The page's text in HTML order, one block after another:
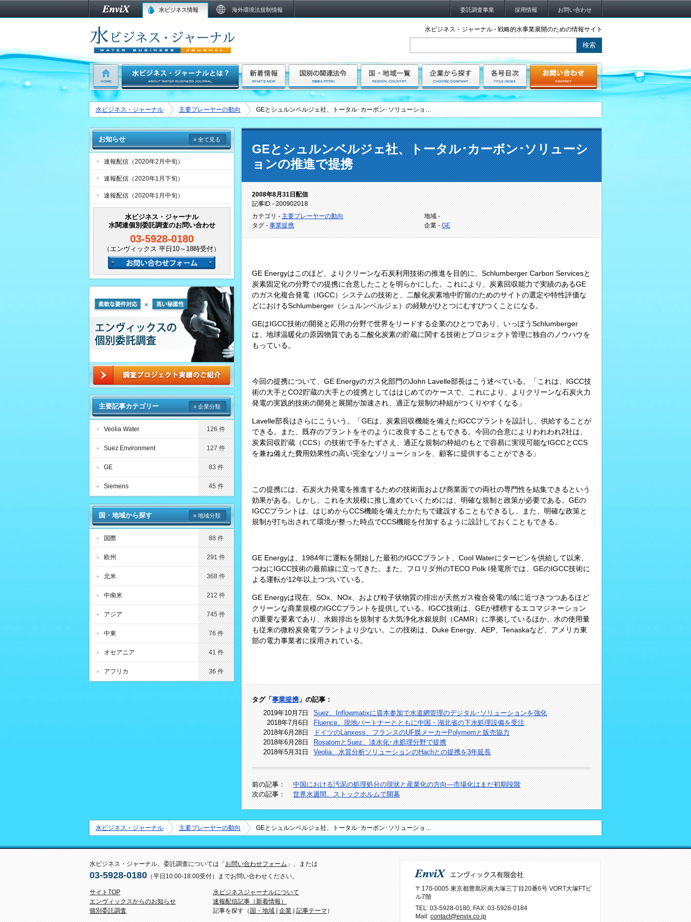
水ビジネス情報 海外環境法規制情報 委託調査事業 採用情報 お問い合わせ
水ビジネス・ジャーナル - 戦略的水事業展開のための情報サイト
水ビジネス・ジャーナル 主要プレーヤーの動向 GEとシュルンベルジェ社、トータル･カーボン･ソリューショ…
GEとシュルンベルジェ社、トータル･カーボン･ソリューシ
ョンの推進で提携
2008年8月31日配信
記事ID - 200902018
カテゴリ - 主要プレーヤーの動向
タグ - 事業提携
地域 -
企業 - GE
GE Energyはこのほど、よりクリーンな石炭利用技術の推進を目的に、Schlumberger Carbon Servicesと
炭素固定化の分野での提携に合意したことを明らかにした。これにより、炭素回収能力で実績のあるGE
のガス化複合発電（IGCC）システムの技術と、二酸化炭素地中貯留のためのサイトの選定や特性評価な
どにおけるSchlumberger（シュルンベルジェ）の経験がひとつにむすびつくことになる。
GEはIGCC技術の開発と応用の分野で世界をリードする企業のひとつであり、いっぽうSchlumberger
は、地球温暖化の原因物質である二酸化炭素の貯蔵に関する技術とプロジェクト管理に独自のノウハウを
もっている。
今回の提携について、GE Energyのガス化部門のJohn Lavelle部長はこう述べている。「これは、IGCC技
術の大手とCO2貯蔵の大手との提携としてははじめてのケースで、これにより、よりクリーンな石炭火力
発電の実践的技術の開発と展開が加速され、適正な規制の枠組がつくりやすくなる」
Lavelle部長はさらにこういう。「GEは、炭素回収機能を備えたIGCCプラントを設計し、供給することが
できる。また、既存のプラントをそのように改良することもできる。今回の合意によりわれわれ2社は、
炭素回収貯蔵（CCS）の技術で手をたずさえ、適正な規制の枠組のもとで容易に実現可能なIGCCとCCS
を兼ね備えた費用効果性の高い完全なソリューションを、顧客に提供することができる」
この提携には、石炭火力発電を推進するための技術面および商業面での両社の専門性を結集できるという
効果がある。しかし、これを大規模に推し進めていくためには、明確な規制と政策が必要である。GEの
IGCCプラントは、はじめからCCS機能を備えたかたちで建設することもできるし、また、明確な政策と
規制が打ち出されて環境が整った時点でCCS機能を付加するように設計しておくこともできる。
GE Energyは、1984年に運転を開始した最初のIGCCプラント、Cool Waterにタービンを供給して以来、
つねにIGCC技術の最前線に立ってきた。また、フロリダ州のTECO Polk I発電所では、GEのIGCC技術に
よる運転が12年以上つづいている。
GE Energyは現在、SOx、NOx、および粒子状物質の排出が天然ガス複合発電の域に近づきつつあるほど
クリーンな商業規模のIGCCプラントを提供している。IGCC技術は、GEが標榜するエコマジネーション
の重要な要素であり、水銀排出を規制する大気浄化水銀規則（CAMR）に準拠しているほか、水の使用量
も従来の微粉炭発電プラントより少ない。この技術は、Duke Energy、AEP、Tenaskaなど、アメリカ東
部の電力事業者に採用されている。
タグ「 事業提携」の記事：
2019年10月7日
Suez、Inflowmatixに資本参加で水道網管理のデジタル･ソリューションを強化
2018年7月6日
Fluence、現地パートナーとともに中国・湖北省の下水処理設備を受注
2018年6月28日
ドイツのLanxess、フランスのUF膜メーカーPolymemと販売協力
2018年6月28日
RosatomとSuez、淡水化･水処理分野で提携
2018年5月31日
Veolia、水質分析ソリューションのHachとの提携を3年延長
前の記事：
中国における汚泥の処理処分の現状と産業化の方向―市場化はまだ初期段階
次の記事：
世界水週間、ストックホルムで開幕
お知らせ » 全て見る
速報配信（2020年2月中旬）
速報配信（2020年1月下旬）
速報配信（2020年1月中旬）
水ビジネス・ジャーナル
水関連個別委託調査のお問い合わせ
03-5928-0180
（エンヴィックス 平日10～18時受付）
主要記事カテゴリー » 企業分類
Veolia Water 126 件
Suez Environment 127 件
GE 83 件
Siemens 45 件
国・地域から探す » 地域分類
国際 88 件
欧州 291 件
北米 368 件
中南米 212 件
アジア 745 件
中東 76 件
オセアニア 41 件
アフリカ 36 件
水ビジネス・ジャーナル 主要プレーヤーの動向 GEとシュルンベルジェ社、トータル･カーボン･ソリューショ…
水ビジネス・ジャーナル、委託調査については「お問い合わせフォーム 」、または
03-5928-0180 （平日10:00-18:00受付）までお問い合わせください。
サイトTOP
エンヴィックスからのお知らせ
個別委託調査
水ビジネスジャーナルについて
速報配信記事（新着情報）
記事を探す（ 国・地域 | 企業 | 記事テーマ ）
〒170-0005 東京都豊島区南大塚三丁目20番6号 VORT大塚FTビ
ル7階
TEL: 03-5928-0180 , FAX: 03-5928-0184
Mail: contact@envix.co.jp